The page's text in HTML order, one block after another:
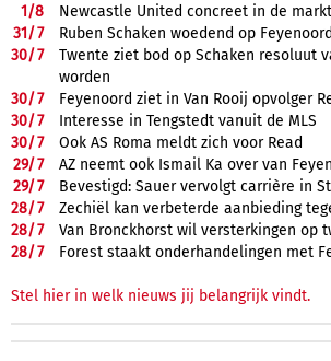
1/8
Newcastle United concreet in de
31/7
Ruben Schaken woedend op Feyenoord
30/7
Twente ziet bod op Schaken resoluut
worden
30/7
Feyenoord ziet in Van Rooij opvolger
30/7
Interesse in Tengstedt vanuit de MLS
30/7
Ook AS Roma meldt zich voor Read
29/7
AZ neemt ook Ismail Ka over van
29/7
Bevestigd: Sauer vervolgt carrière in
28/7
Zechiël kan verbeterde aanbieding
28/7
Van Bronckhorst wil versterkingen op
28/7 Forest staakt onderhandelingen met
Stel hier in welk nieuws jij belangrijk vindt.